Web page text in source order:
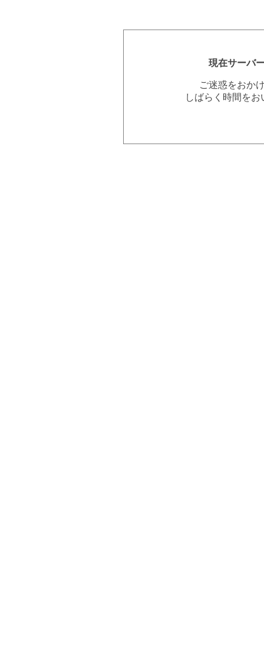
現在サーバ
ご迷惑をおか
しばらく時間を